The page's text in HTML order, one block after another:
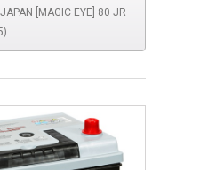
[MAGIC EYE] 80 JR